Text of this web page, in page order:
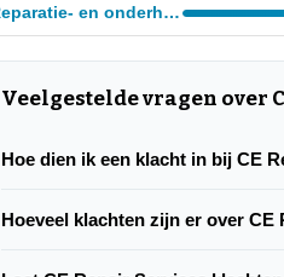
Reparatie- en onderhoud diensten
Veelgestelde vragen over
Hoe dien ik een klacht in bij CE
Hoeveel klachten zijn er over CE